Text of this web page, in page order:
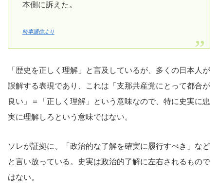
本側に訴えた。
時事通信より
「歴史を正しく理解」と言及しているが、多くの日本人が
誤解する表現であり、これは「支那共産党にとって都合が
良い」＝「正しく理解」という意味なので、特に史実に忠
実に理解しろという意味ではない。
ソレが証拠に、「政治的な了解を確実に履行すべき」など
と言い放っている。史実は政治的了解に左右されるもので
はない。